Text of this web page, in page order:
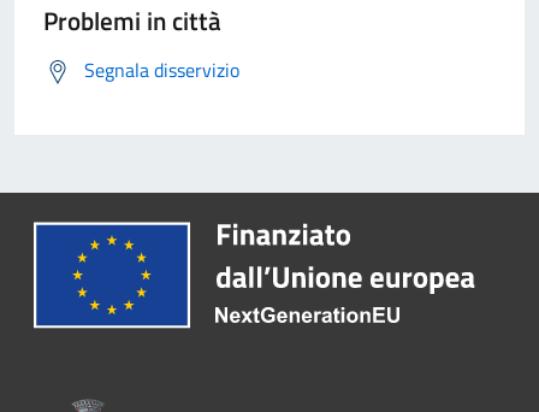
Problemi in città
Segnala disservizio